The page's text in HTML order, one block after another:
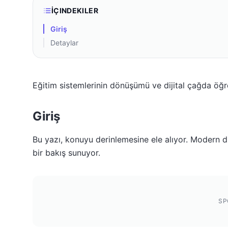
İÇINDEKILER
Giriş
Detaylar
Eğitim sistemlerinin dönüşümü ve dijital çağda
Giriş
Bu yazı, konuyu derinlemesine ele alıyor. Modern
bir bakış sunuyor.